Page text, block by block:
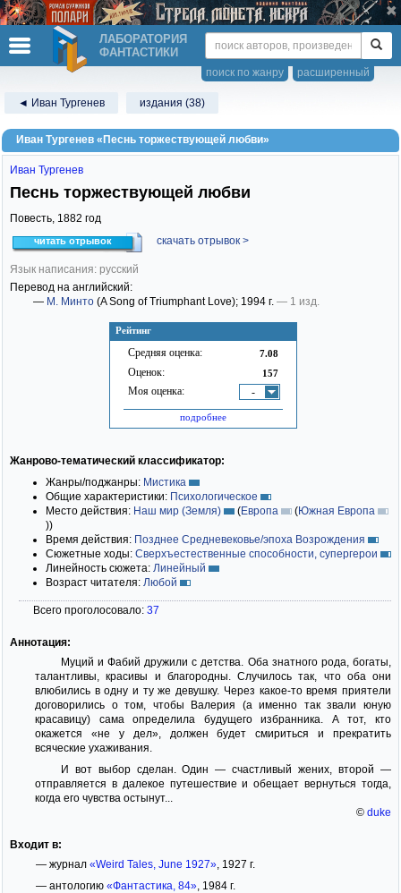
ЛАБОРАТОРИЯ
ФАНТАСТИКИ
расширенный
поиск по жанру
◄ Иван Тургенев издания (38)
Иван Тургенев «Песнь торжествующей любви»
Рейтинг
Средняя оценка: 7.08
Оценок: 157
Моя оценка: -
подробнее
Иван Тургенев
Песнь торжествующей любви
Повесть, 1882 год
читать отрывок скачать отрывок >
Язык написания: русский
Перевод на английский:
— М. Минто (A Song of Triumphant Love); 1994 г. — 1 изд.
Жанрово-тематический классификатор:
Жанры/поджанры: Мистика
Общие характеристики: Психологическое
Место действия: Наш мир (Земля) (Европа (Южная Европа
))
Время действия: Позднее Средневековье/эпоха Возрождения
Сюжетные ходы: Сверхъестественные способности, супергерои
Линейность сюжета: Линейный
Возраст читателя: Любой
Всего проголосовало: 37
Аннотация:
Муций и Фабий дружили с детства. Оба знатного рода, богаты,
талантливы, красивы и благородны. Случилось так, что оба они
влюбились в одну и ту же девушку. Через какое-то время приятели
договорились о том, чтобы Валерия (а именно так звали юную
красавицу) сама определила будущего избранника. А тот, кто
окажется «не у дел», должен будет смириться и прекратить
всяческие ухаживания.
И вот выбор сделан. Один — счастливый жених, второй —
отправляется в далекое путешествие и обещает вернуться тогда,
когда его чувства остынут...
© duke
Входит в:
— журнал «Weird Tales, June 1927», 1927 г.
— антологию «Фантастика, 84», 1984 г.